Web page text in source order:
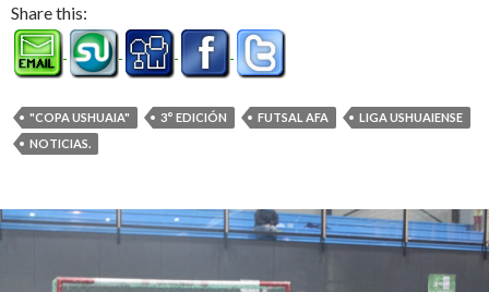
Share this:
"COPA USHUAIA" 3° EDICIÓN FUTSAL AFA
LIGA USHUAIENSE
NOTICIAS.